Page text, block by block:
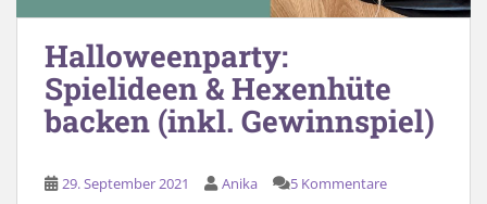
Halloweenparty:
Spielideen & Hexenhüte
backen (inkl. Gewinnspiel)
29. September 2021 Anika 5 Kommentare